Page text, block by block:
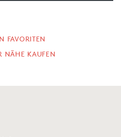
FAVORITEN
NÄHE KAUFEN